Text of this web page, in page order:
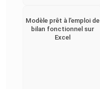
Modèle prêt à l’emploi de
bilan fonctionnel sur
Excel